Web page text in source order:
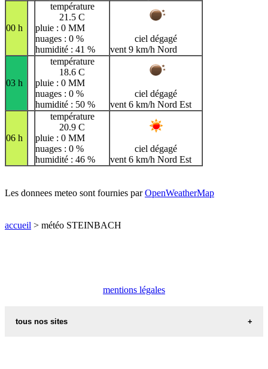
00 h
température
21.5 C
pluie : 0 MM
nuages : 0 %
humidité : 41 %
ciel dégagé
vent 9 km/h Nord
03 h
température
18.6 C
pluie : 0 MM
nuages : 0 %
humidité : 50 %
ciel dégagé
vent 6 km/h Nord Est
06 h
température
20.9 C
pluie : 0 MM
nuages : 0 %
humidité : 46 %
ciel dégagé
vent 6 km/h Nord Est
Les donnees meteo sont fournies parOpenWeatherMap
accueil > météo STEINBACH
mentions légales
tous nos sites